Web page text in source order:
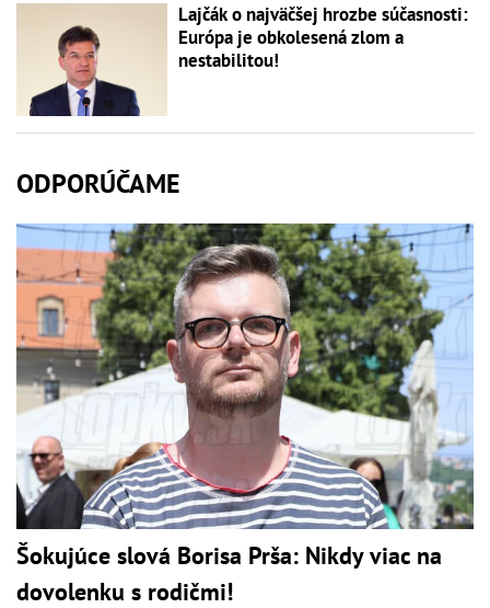
Lajčák o najväčšej hrozbe súčasnosti:
Európa je obkolesená zlom a
nestabilitou!
ODPORÚČAME
Šokujúce slová Borisa Prša: Nikdy viac na
dovolenku s rodičmi!